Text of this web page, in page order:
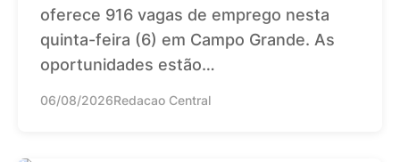
oferece 916 vagas de emprego nesta
quinta-feira (6) em Campo Grande. As
oportunidades estão…
06/08/2026Redacao Central